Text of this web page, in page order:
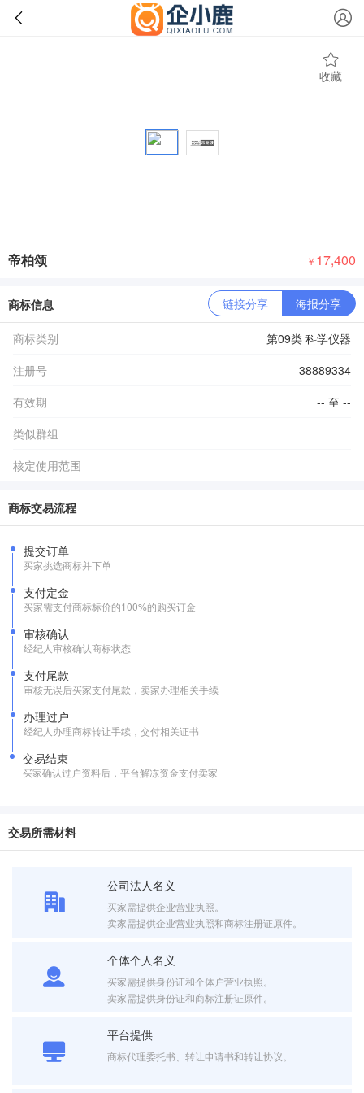
收藏
帝柏颂 ￥ 17,400
商标信息 链接分享 海报分享
商标类别
第09类 科学仪器
注册号
38889334
有效期
-- 至 --
类似群组
核定使用范围
商标交易流程
提交订单
买家挑选商标并下单
支付定金
买家需支付商标标价的100%的购买订金
审核确认
经纪人审核确认商标状态
支付尾款
审核无误后买家支付尾款，卖家办理相关手续
办理过户
经纪人办理商标转让手续，交付相关证书
交易结束
买家确认过户资料后，平台解冻资金支付卖家
交易所需材料
公司法人名义
买家需提供企业营业执照。
卖家需提供企业营业执照和商标注册证原件。
个体个人名义
买家需提供身份证和个体户营业执照。
卖家需提供身份证和商标注册证原件。
平台提供
商标代理委托书、转让申请书和转让协议。